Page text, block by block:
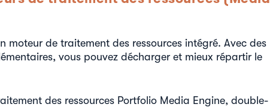
moteur de traitement des ressources intégré. Avec des
vous pouvez décharger et mieux répartir le
des ressources Portfolio Media Engine, double-